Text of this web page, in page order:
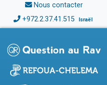
Nous contacter
+972.2.37.41.515 Israël